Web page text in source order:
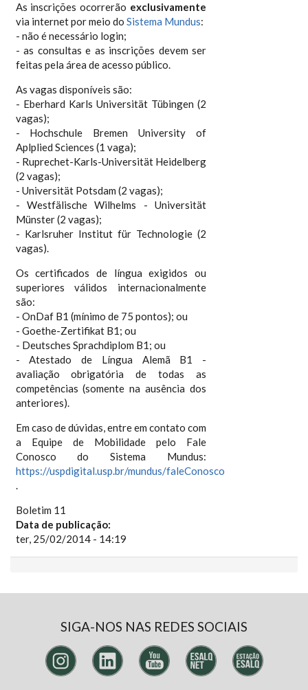
As inscrições ocorrerão exclusivamente
via internet por meio do Sistema Mundus:
- não é necessário login;
- as consultas e as inscrições devem ser
feitas pela área de acesso público.
As vagas disponíveis são:
- Eberhard Karls Universität Tübingen (2
vagas);
- Hochschule Bremen University of
Aplplied Sciences (1 vaga);
- Ruprechet-Karls-Universität Heidelberg
(2 vagas);
- Universität Potsdam (2 vagas);
- Westfälische Wilhelms - Universität
Münster (2 vagas);
- Karlsruher Institut für Technologie (2
vagas).
Os certificados de língua exigidos ou
superiores válidos internacionalmente
são:
- OnDaf B1 (mínimo de 75 pontos); ou
- Goethe-Zertifikat B1; ou
- Deutsches Sprachdiplom B1; ou
- Atestado de Língua Alemã B1 -
avaliação obrigatória de todas as
competências (somente na ausência dos
anteriores).
Em caso de dúvidas, entre em contato com
a Equipe de Mobilidade pelo Fale
Conosco do Sistema Mundus:
https://uspdigital.usp.br/mundus/faleConosco
.
Boletim 11
Data de publicação:
ter, 25/02/2014 - 14:19
SIGA-NOS NAS REDES SOCIAIS